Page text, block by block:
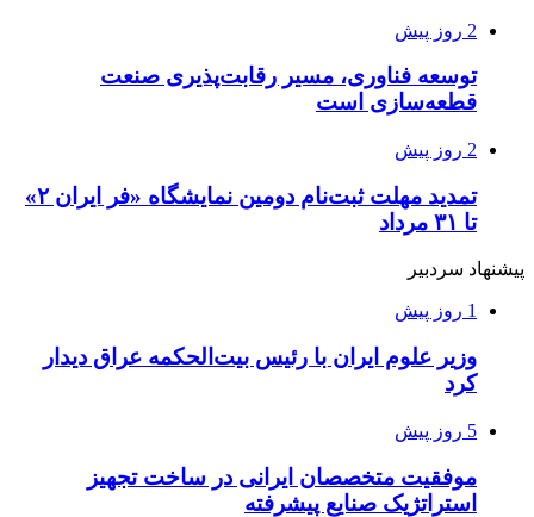
2 روز پیش
توسعه فناوری، مسیر رقابت‌پذیری صنعت
قطعه‌سازی است
2 روز پیش
تمدید مهلت ثبت‌نام دومین نمایشگاه «فر ایران ۲»
تا ۳۱ مرداد
پیشنهاد سردبیر
1 روز پیش
وزیر علوم ایران با رئیس بیت‌الحکمه عراق دیدار
کرد
5 روز پیش
موفقیت متخصصان ایرانی در ساخت تجهیز
استراتژیک صنایع پیشرفته